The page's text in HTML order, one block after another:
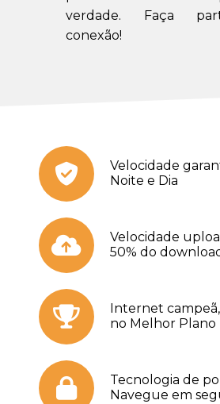
verdade. Faça
conexão!
Velocidade
Noite e Dia
Velocidade
50% do
Internet campeã,
no Melhor Plano
Tecnologia de
Navegue em